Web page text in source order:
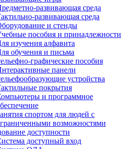
развивающая среда
развивающая среда
и стенды
пособия и принадлежности
изучения алфавита
обучения и письма
графические пособия
панели
устройства
покрытия
и программное
спортом для людей с
возможностями
доступности
доступный вход